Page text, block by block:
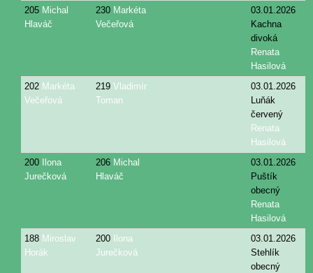
205 Michal
Hlaváč
230 Markéta
Večeřová
03.01.2026
Kachna
divoká
Renata
Hasilová
202 Markéta
Večeřová
219 Vladimír
Toman
03.01.2026
Luňák
červený
Renata
Hasilová
200
Ilona
Jurečková
206 Michal
Hlaváč
03.01.2026
Puštík
obecný
Renata
Hasilová
188 Miroslav
Horák
200
Ilona
Jurečková
03.01.2026
Stehlík
obecný